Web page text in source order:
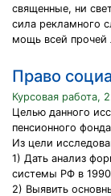
священные, ни
сила рекламного
мощь всей прочей
Право
Курсовая работа,
Целью данного
пенсионного
Из цели
1) Дать анализ
системы РФ в
2) Выявить